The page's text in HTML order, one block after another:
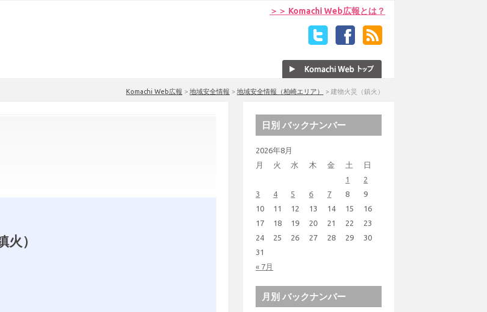
＞＞ Komachi Web広報とは？
Komachi Web広報 > 地域安全情報 > 地域安全情報（柏崎エリア） > 建物火災（鎮火）
火）
日別 バックナンバー
2026年8月
月
火 水 木 金 土 日
« 7月
1
2
3
4 5 6 7 8
9
10
11 12 13 14 15
16
17
18 19 20 21 22
23
24
25 26 27 28 29
30
31
月別 バックナンバー